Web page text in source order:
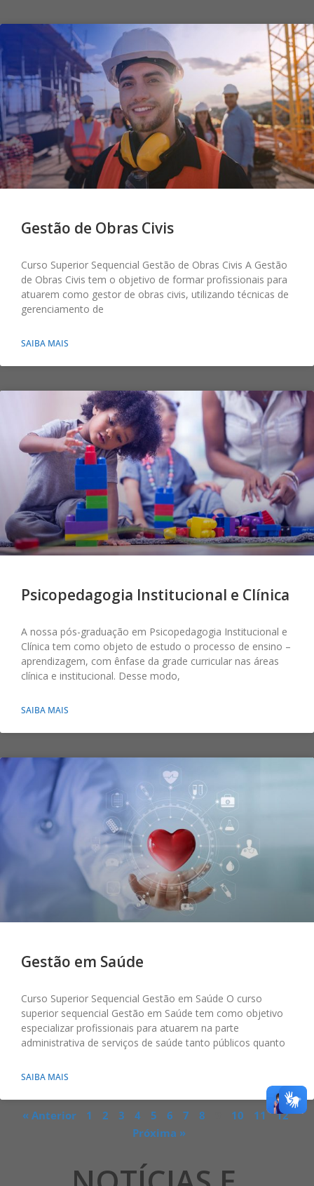
Gestão de Obras Civis
Curso Superior Sequencial Gestão de Obras Civis A Gestão
de Obras Civis tem o objetivo de formar profissionais para
atuarem como gestor de obras civis, utilizando técnicas de
gerenciamento de
SAIBA MAIS
Psicopedagogia Institucional e Clínica
A nossa pós-graduação em Psicopedagogia Institucional e
Clínica tem como objeto de estudo o processo de ensino –
aprendizagem, com ênfase da grade curricular nas áreas
clínica e institucional. Desse modo,
SAIBA MAIS
Gestão em Saúde
Curso Superior Sequencial Gestão em Saúde O curso
superior sequencial Gestão em Saúde tem como objetivo
especializar profissionais para atuarem na parte
administrativa de serviços de saúde tanto públicos quanto
SAIBA MAIS
« Anterior 1 2 3 4 5 6 7 8 10 11
12
Próxima »